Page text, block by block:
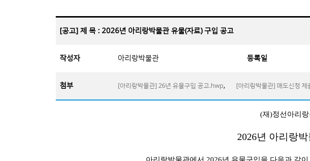
[공고] 제 목 : 2026년 아리랑박물관 유물(자료) 구입 공고
작성자 아리랑박물관 등록일
첨부 [아리랑박물관] 26년 유물구입 공고.hwp, [아리랑박물관] 매도신청
(재)정선아리랑
2026년 아리랑